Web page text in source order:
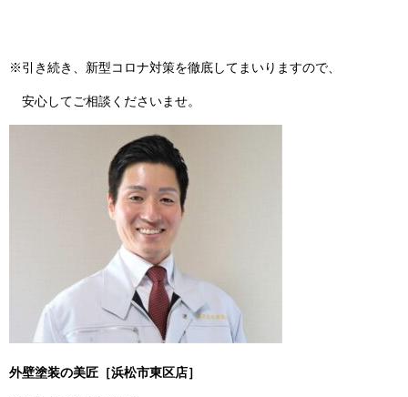
※引き続き、新型コロナ対策を徹底してまいりますので、
安心してご相談くださいませ。
外壁塗装の美匠［浜松市東区店］